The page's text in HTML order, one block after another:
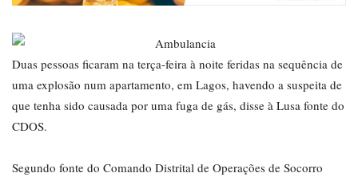
Duas pessoas ficaram na terça-feira à noite feridas na sequência de
uma explosão num apartamento, em Lagos, havendo a suspeita de
que tenha sido causada por uma fuga de gás, disse à Lusa fonte do
CDOS.
Segundo fonte do Comando Distrital de Operações de Socorro